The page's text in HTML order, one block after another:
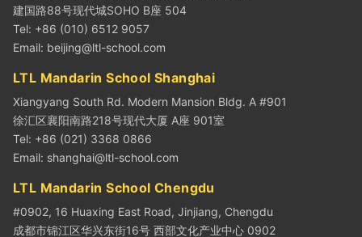
建国路88号现代城SOHO B座 504
Tel: +86 (010) 6512 9057
Email: beijing@ltl-school.com
LTL Mandarin School Shanghai
Xiangyang South Rd. Modern Mansion Bldg. A #901
徐汇区襄阳南路218号现代大厦 A座 901室
Tel: +86 (021) 3368 0866
Email: shanghai@ltl-school.com
LTL Mandarin School Chengdu
#0902, 16 Huaxing East Road, Jinjiang, Chengdu
成都市锦江区华兴东街16号 西部文化产业中心 0902